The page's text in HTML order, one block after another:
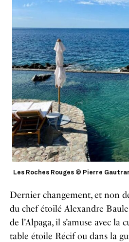
Les Roches Rouges © Pierre
Dernier changement, et non
du chef étoilé Alexandre
de l’Alpaga, il s’amuse avec la
table étoile Récif ou dans la